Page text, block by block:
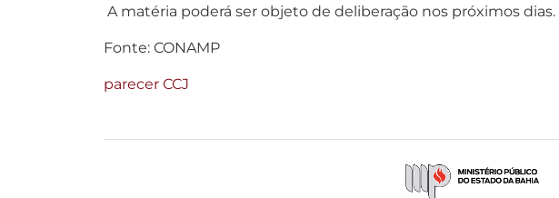
A matéria poderá ser objeto de deliberação nos próximos dias.
Fonte: CONAMP
parecer CCJ